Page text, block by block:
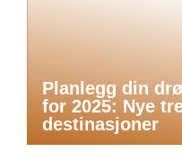
Planlegg din
for 2025: Nye
destinasjoner